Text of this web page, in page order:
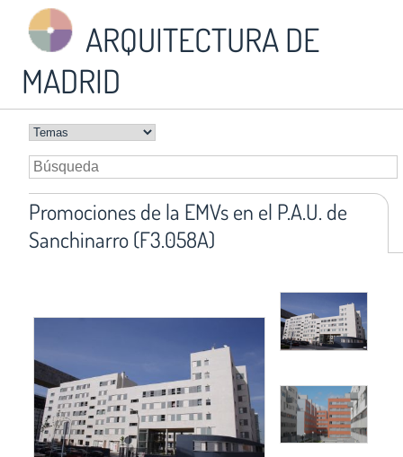
ARQUITECTURA DE
MADRID
Promociones de la EMVs en el P.A.U. de
Sanchinarro (F3.058A)